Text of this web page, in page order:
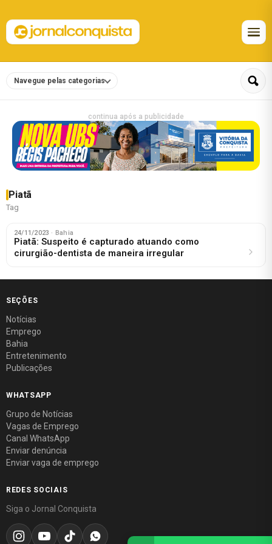
Navegue pelas categorias
continua após a publicidade
Piatã
Tag
24/11/2023 · Bahia
Piatã: Suspeito é capturado atuando como
cirurgião-dentista de maneira irregular
SEÇÕES
Notícias
Emprego
Bahia
Entretenimento
Publicações
WHATSAPP
Grupo de Notícias
Vagas de Emprego
Canal WhatsApp
Enviar denúncia
Enviar vaga de emprego
REDES SOCIAIS
Siga o Jornal Conquista